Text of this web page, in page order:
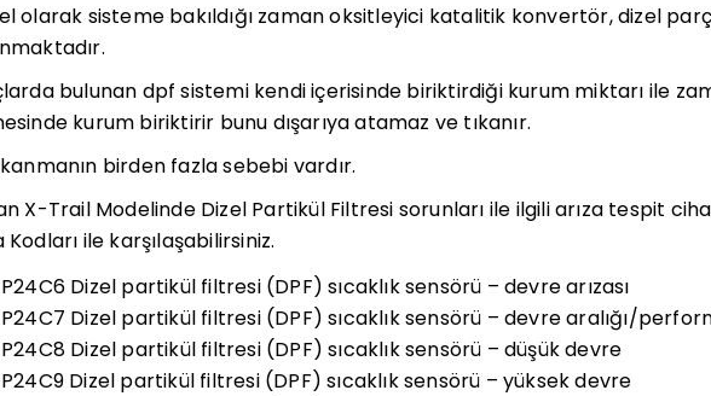
olarak sisteme bakıldığı zaman oksitleyici katalitik konvertör, dizel
bulunan dpf sistemi kendi içerisinde biriktirdiği kurum miktarı ile
kurum biriktirir bunu dışarıya atamaz ve tıkanır.
birden fazla sebebi vardır.
X-Trail Modelinde Dizel Partikül Filtresi sorunları ile ilgili arıza tespit
Kodları ile karşılaşabilirsiniz.
P24C6 Dizel partikül filtresi (DPF) sıcaklık sensörü – devre arızası
P24C7 Dizel partikül filtresi (DPF) sıcaklık sensörü – devre aralığı/
P24C8 Dizel partikül filtresi (DPF) sıcaklık sensörü – düşük devre
P24C9 Dizel partikül filtresi (DPF) sıcaklık sensörü – yüksek devre